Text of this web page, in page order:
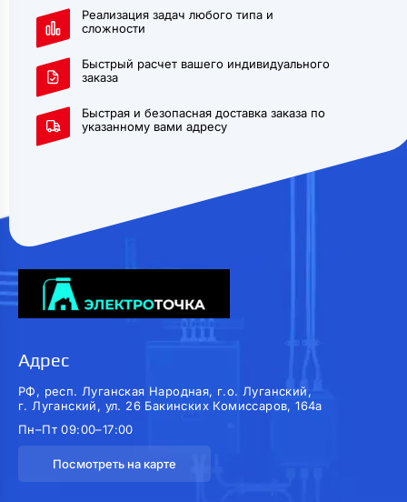
Реализация задач любого типа и
сложности
Быстрый расчет вашего индивидуального
заказа
Быстрая и безопасная доставка заказа по
указанному вами адресу
Адрес
РФ, респ. Луганская Народная, г.о. Луганский,
г. Луганский, ул. 26 Бакинских Комиссаров, 164а
Пн–Пт 09:00–17:00
Посмотреть на карте